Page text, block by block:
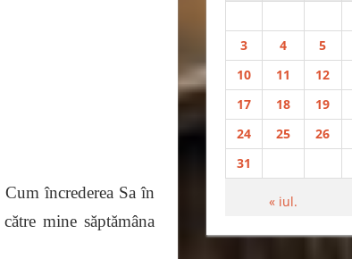
încrederea Sa în
mine săptămâna
3
4 5
10
11 12
17
18 19
24
25 26
31
« iul.